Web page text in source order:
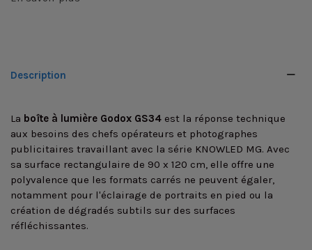
Description
La boîte à lumière Godox GS34 est la réponse technique
aux besoins des chefs opérateurs et photographes
publicitaires travaillant avec la série KNOWLED MG. Avec
sa surface rectangulaire de 90 x 120 cm, elle offre une
polyvalence que les formats carrés ne peuvent égaler,
notamment pour l'éclairage de portraits en pied ou la
création de dégradés subtils sur des surfaces
réfléchissantes.